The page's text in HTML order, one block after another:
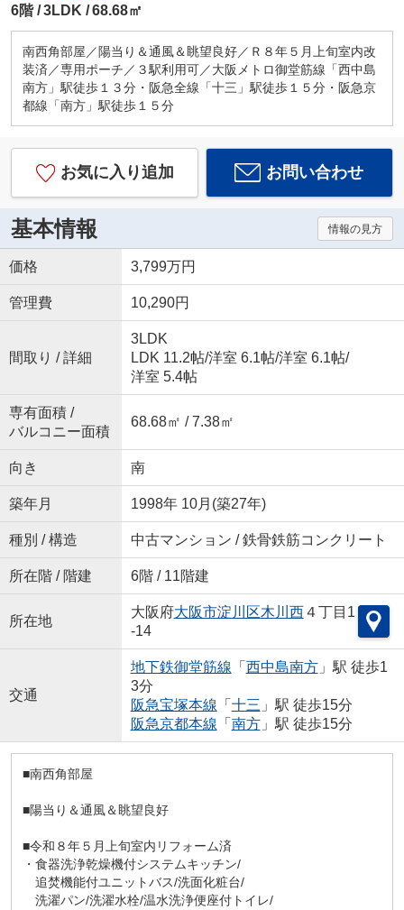
6階 3LDK 68.68㎡
南西角部屋／陽当り＆通風＆眺望良好／Ｒ８年５月上旬室内改
装済／専用ポーチ／３駅利用可／大阪メトロ御堂筋線「西中島
南方」駅徒歩１３分・阪急全線「十三」駅徒歩１５分・阪急京
都線「南方」駅徒歩１５分
お気に入り追加 お問い合わせ
基本情報 情報の見方
価格 3,799万円
管理費 10,290円
間取り / 詳細
3LDK
LDK 11.2帖/洋室 6.1帖/洋室 6.1帖/
洋室 5.4帖
専有面積 /
バルコニー面積
68.68㎡ / 7.38㎡
向き 南
築年月 1998年 10月(築27年)
種別 / 構造 中古マンション / 鉄骨鉄筋コンクリート
所在階 / 階建 6階 / 11階建
所在地
大阪府大阪市淀川区木川西４丁目1
-14
交通
地下鉄御堂筋線 「 西中島南方」駅 徒歩1
3分
阪急宝塚本線 「 十三 」駅 徒歩15分
阪急京都本線 「 南方」駅 徒歩15分
■南西角部屋
■陽当り＆通風＆眺望良好
■令和８年５月上旬室内リフォーム済
・食器洗浄乾燥機付システムキッチン/
追焚機能付ユニットバス/洗面化粧台/
洗濯パン/洗濯水栓/温水洗浄便座付トイレ/